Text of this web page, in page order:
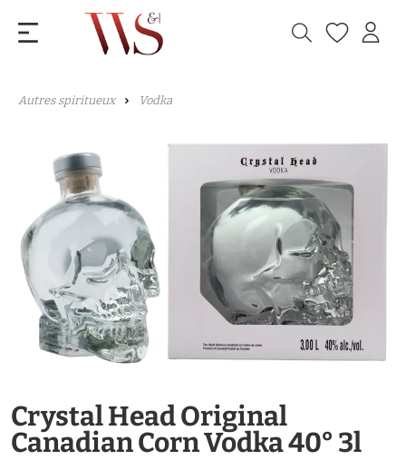
Autres spiritueux Vodka
Crystal Head Original
Canadian Corn Vodka 40° 3l